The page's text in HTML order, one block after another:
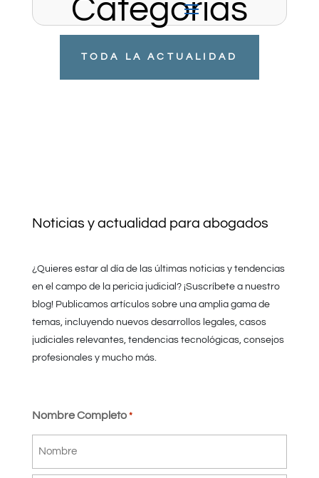
Categorias
TODA LA ACTUALIDAD
Noticias y actualidad para abogados
¿Quieres estar al día de las últimas noticias y tendencias
en el campo de la pericia judicial? ¡Suscríbete a nuestro
blog! Publicamos artículos sobre una amplia gama de
temas, incluyendo nuevos desarrollos legales, casos
judiciales relevantes, tendencias tecnológicas, consejos
profesionales y mucho más.
Nombre Completo *